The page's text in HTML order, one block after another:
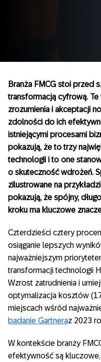
Branża FMCG stoi przed
transformacją cyfrową.
zrozumienia i akceptacji
zdolności do ich
istniejącymi procesami
pokazują, że to trzy
technologii i to one
o skuteczność wdrożeń.
zilustrowane na
pokazują, że spójny,
kroku ma kluczowe
Czterdzieści cztery
osiąganie lepszych
najważniejszym
transformacji technologii
Wzrost zatrudnienia i
optymalizacja kosztów
miejscach wśród
badanie Gartneraz 2023
W kontekście branży
efektywność są